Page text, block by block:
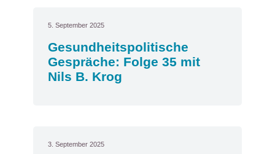
5. September 2025
Gesundheitspolitische
Gespräche: Folge 35 mit
Nils B. Krog
3. September 2025